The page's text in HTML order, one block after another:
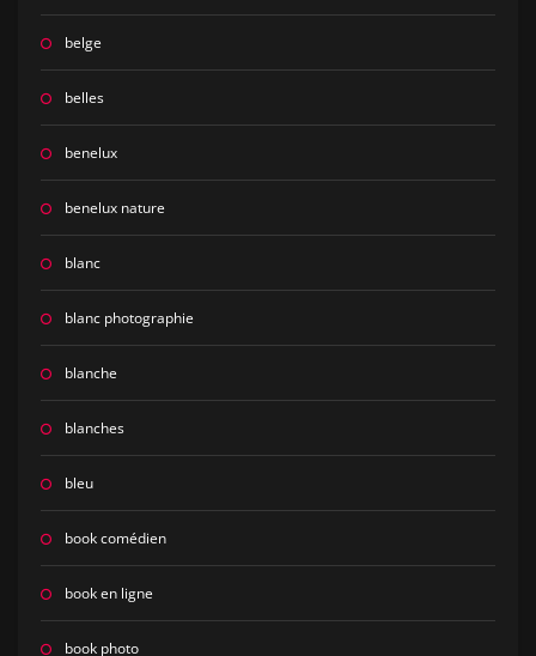
belge
belles
benelux
benelux nature
blanc
blanc photographie
blanche
blanches
bleu
book comédien
book en ligne
book photo